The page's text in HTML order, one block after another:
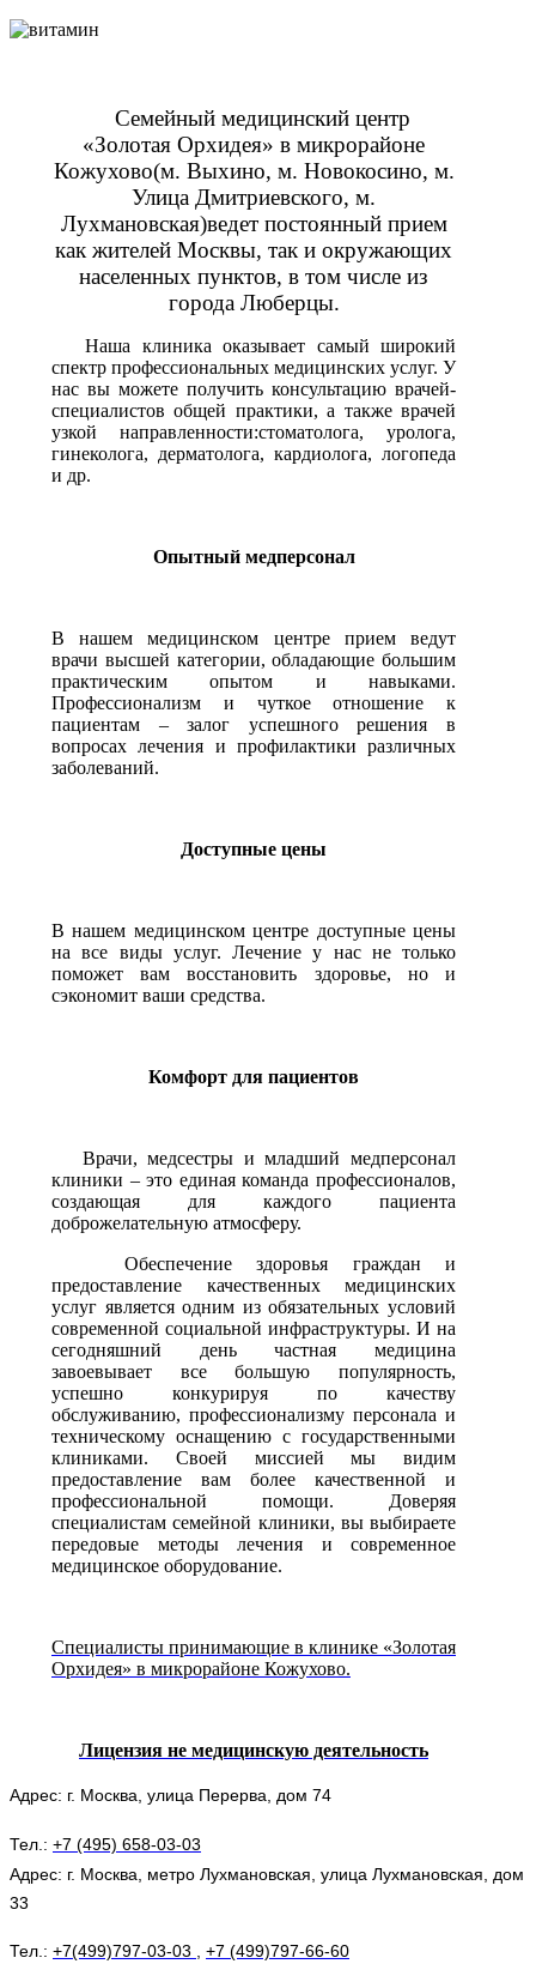
Cемейный медицинский центр
«Золотая Орхидея» в микрорайоне
Кожухово(м. Выхино, м. Новокосино, м.
Улица Дмитриевского, м.
Лухмановская)ведет постоянный прием
как жителей Москвы, так и окружающих
населенных пунктов, в том числе из
города Люберцы.
Наша клиника оказывает самый широкий
спектр профессиональных медицинских услуг. У
нас вы можете получить консультацию врачей-
специалистов общей практики, а также врачей
узкой направленности:стоматолога, уролога,
гинеколога, дерматолога, кардиолога, логопеда
и др.
Опытный медперсонал
В нашем медицинском центре прием ведут
врачи высшей категории, обладающие большим
практическим опытом и навыками.
Профессионализм и чуткое отношение к
пациентам – залог успешного решения в
вопросах лечения и профилактики различных
заболеваний.
Доступные цены
В нашем медицинском центре доступные цены
на все виды услуг. Лечение у нас не только
поможет вам восстановить здоровье, но и
сэкономит ваши средства.
Комфорт для пациентов
Врачи, медсестры и младший медперсонал
клиники – это единая команда профессионалов,
создающая для каждого пациента
доброжелательную атмосферу.
Обеспечение здоровья граждан и
предоставление качественных медицинских
услуг является одним из обязательных условий
современной социальной инфраструктуры. И на
сегодняшний день частная медицина
завоевывает все большую популярность,
успешно конкурируя по качеству
обслуживанию, профессионализму персонала и
техническому оснащению с государственными
клиниками. Своей миссией мы видим
предоставление вам более качественной и
профессиональной помощи. Доверяя
специалистам семейной клиники, вы выбираете
передовые методы лечения и современное
медицинское оборудование.
Специалисты принимающие в клинике «Золотая
Орхидея» в микрорайоне Кожухово.
Лицензия не медицинскую деятельность
Адрес: г. Москва, улица Перерва, дом 74
Тел.: +7 (495) 658-03-03
Адрес: г. Москва, метро Лухмановская , улица Лухмановская, дом
33
Тел.: +7(499)797-03-03 +7 (499)797-66-60